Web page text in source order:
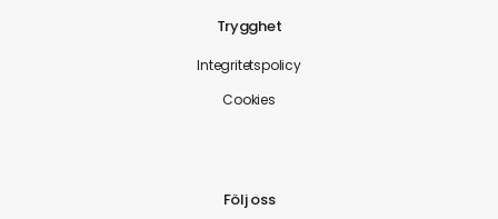
Trygghet
Integritetspolicy
Cookies
Följ oss